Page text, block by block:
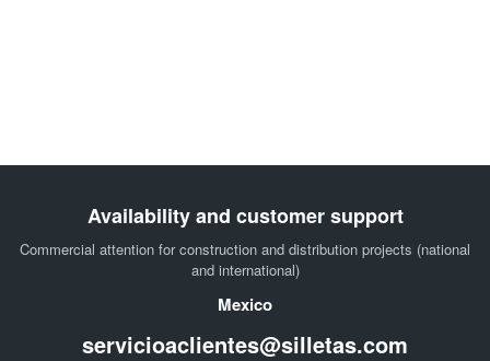
Availability and customer support
Commercial attention for construction and distribution projects (national
and international)
Mexico
servicioaclientes@silletas.com